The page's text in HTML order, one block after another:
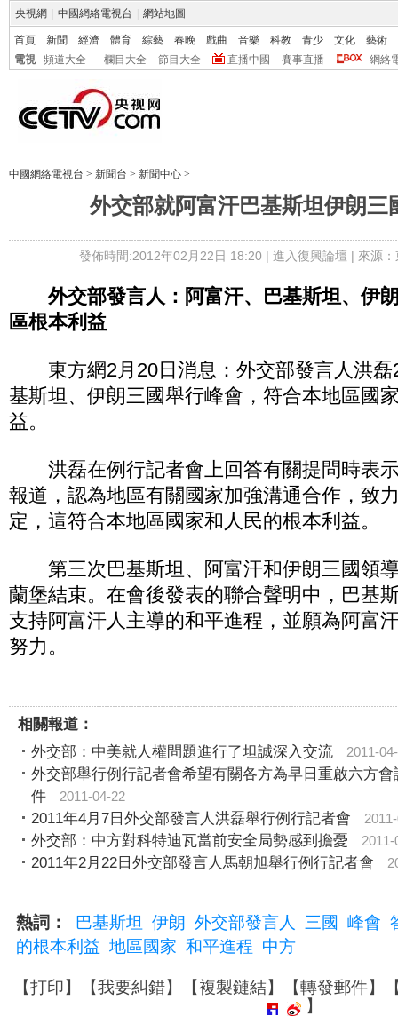
央視網 中國網絡電視台 網站地圖
首頁 新聞 經濟 體育 綜藝 春晚 戲曲 音樂 科教 青少 文化
藝術
電視
頻道大全 欄目大全 節目大全 直播中國 賽事直播 網絡
中國網絡電視台 > 新聞台 > 新聞中心 >
外交部就阿富汗巴基斯坦伊朗三
發佈時間:2012年02月22日 18:20 | 進入復興論壇 | 來源
外交部發言人：阿富汗、巴基斯坦、伊
區根本利益
東方網2月20日消息：外交部發言人洪磊
基斯坦、伊朗三國舉行峰會，符合本地區國
益。
洪磊在例行記者會上回答有關提問時表
報道，認為地區有關國家加強溝通合作，致
定，這符合本地區國家和人民的根本利益。
第三次巴基斯坦、阿富汗和伊朗三國領
蘭堡結束。在會後發表的聯合聲明中，巴基
支持阿富汗人主導的和平進程，並願為阿富
努力。
相關報道：
外交部：中美就人權問題進行了坦誠深入交流
2011-
外交部舉行例行記者會希望有關各方為早日重啟六方會
件
2011-04-22
2011年4月7日外交部發言人洪磊舉行例行記者會
外交部：中方對科特迪瓦當前安全局勢感到擔憂 2011-
2011年2月22日外交部發言人馬朝旭舉行例行記者會
熱詞： 巴基斯坦 伊朗 外交部發言人 三國 峰會
的根本利益 地區國家 和平進程 中方
【打印】【我要糾錯】【複製鏈結】【轉發郵件】
】